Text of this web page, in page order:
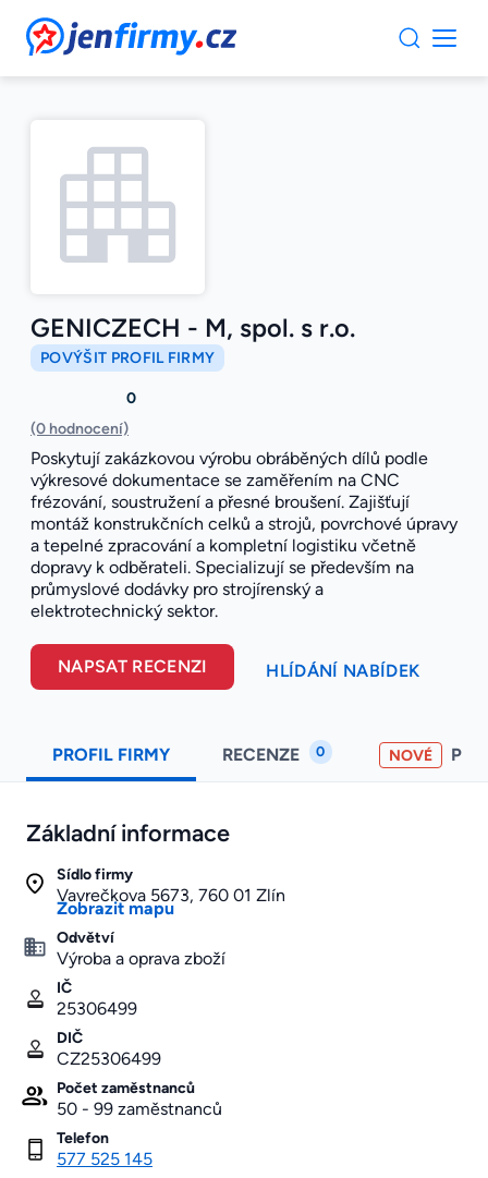
JenFirmy.cz
GENICZECH - M, spol. s r.o.
POVÝŠIT PROFIL FIRMY
0
(0 hodnocení)
Poskytují zakázkovou výrobu obráběných dílů podle
výkresové dokumentace se zaměřením na CNC
frézování, soustružení a přesné broušení. Zajišťují
montáž konstrukčních celků a strojů, povrchové úpravy
a tepelné zpracování a kompletní logistiku včetně
dopravy k odběrateli. Specializují se především na
průmyslové dodávky pro strojírenský a
elektrotechnický sektor.
NAPSAT RECENZI HLÍDÁNÍ NABÍDEK
PROFIL FIRMY RECENZE 0 NOVÉ
Základní informace
Sídlo firmy
Vavrečkova 5673, 760 01 Zlín
Zobrazit mapu
Odvětví
Výroba a oprava zboží
IČ
25306499
DIČ
CZ25306499
Počet zaměstnanců
50 - 99 zaměstnanců
Telefon
577 525 145